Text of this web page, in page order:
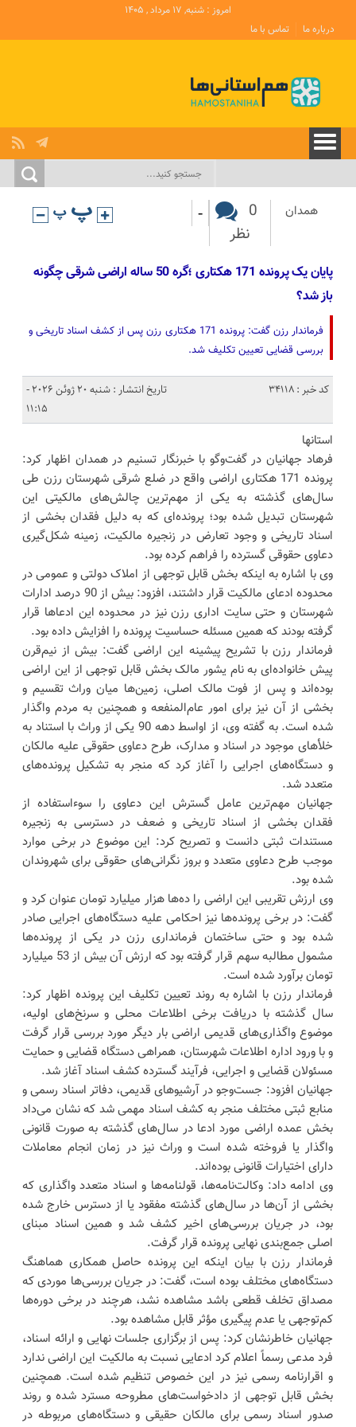
امروز : شنبه, ۱۷ مرداد , ۱۴۰۵
درباره ما
تماس با ما
همدان
0
نظر
-
پایان یک پرونده 171 هکتاری ؛گره 50 ساله اراضی شرقی چگونه
باز شد؟
فرماندار رزن گفت: پرونده 171 هکتاری رزن پس از کشف اسناد تاریخی و
بررسی قضایی تعیین تکلیف شد.
کد خبر : 34118
تاریخ انتشار : شنبه 20 ژوئن 2026 -
11:15
استانها
فرهاد جهانیان در گفت‌وگو با خبرنگار تسنیم در همدان اظهار کرد:
پرونده 171 هکتاری اراضی واقع در ضلع شرقی شهرستان رزن طی
سال‌های گذشته به یکی از مهم‌ترین چالش‌های مالکیتی این
شهرستان تبدیل شده بود؛ پرونده‌ای که به دلیل فقدان بخشی از
اسناد تاریخی و وجود تعارض در زنجیره مالکیت، زمینه شکل‌گیری
دعاوی حقوقی گسترده را فراهم کرده بود.
وی با اشاره به اینکه بخش قابل توجهی از املاک دولتی و عمومی در
محدوده ادعای مالکیت قرار داشتند، افزود: بیش از 90 درصد ادارات
شهرستان و حتی سایت اداری رزن نیز در محدوده این ادعاها قرار
گرفته بودند که همین مسئله حساسیت پرونده را افزایش داده بود.
فرماندار رزن با تشریح پیشینه این اراضی گفت: بیش از نیم‌قرن
پیش خانواده‌ای به نام یشور مالک بخش قابل توجهی از این اراضی
بوده‌اند و پس از فوت مالک اصلی، زمین‌ها میان وراث تقسیم و
بخشی از آن نیز برای امور عام‌المنفعه و همچنین به مردم واگذار
شده است. به گفته وی، از اواسط دهه 90 یکی از وراث با استناد به
خلأهای موجود در اسناد و مدارک، طرح دعاوی حقوقی علیه مالکان
و دستگاه‌های اجرایی را آغاز کرد که منجر به تشکیل پرونده‌های
متعدد شد.
جهانیان مهم‌ترین عامل گسترش این دعاوی را سوءاستفاده از
فقدان بخشی از اسناد تاریخی و ضعف در دسترسی به زنجیره
مستندات ثبتی دانست و تصریح کرد: این موضوع در برخی موارد
موجب طرح دعاوی متعدد و بروز نگرانی‌های حقوقی برای شهروندان
شده بود.
وی ارزش تقریبی این اراضی را ده‌ها هزار میلیارد تومان عنوان کرد و
گفت: در برخی پرونده‌ها نیز احکامی علیه دستگاه‌های اجرایی صادر
شده بود و حتی ساختمان فرمانداری رزن در یکی از پرونده‌ها
مشمول مطالبه سهم قرار گرفته بود که ارزش آن بیش از 53 میلیارد
تومان برآورد شده است.
فرماندار رزن با اشاره به روند تعیین تکلیف این پرونده اظهار کرد:
سال گذشته با دریافت برخی اطلاعات محلی و سرنخ‌های اولیه،
موضوع واگذاری‌های قدیمی اراضی بار دیگر مورد بررسی قرار گرفت
و با ورود اداره اطلاعات شهرستان، همراهی دستگاه قضایی و حمایت
مسئولان قضایی و اجرایی، فرآیند گسترده کشف اسناد آغاز شد.
جهانیان افزود: جست‌وجو در آرشیوهای قدیمی، دفاتر اسناد رسمی و
منابع ثبتی مختلف منجر به کشف اسناد مهمی شد که نشان می‌داد
بخش عمده اراضی مورد ادعا در سال‌های گذشته به صورت قانونی
واگذار یا فروخته شده است و وراث نیز در زمان انجام معاملات
دارای اختیارات قانونی بوده‌اند.
وی ادامه داد: وکالت‌نامه‌ها، قولنامه‌ها و اسناد متعدد واگذاری که
بخشی از آن‌ها در سال‌های گذشته مفقود یا از دسترس خارج شده
بود، در جریان بررسی‌های اخیر کشف شد و همین اسناد مبنای
اصلی جمع‌بندی نهایی پرونده قرار گرفت.
فرماندار رزن با بیان اینکه این پرونده حاصل همکاری هماهنگ
دستگاه‌های مختلف بوده است، گفت: در جریان بررسی‌ها موردی که
مصداق تخلف قطعی باشد مشاهده نشد، هرچند در برخی دوره‌ها
کم‌توجهی یا عدم پیگیری مؤثر قابل مشاهده بود.
جهانیان خاطرنشان کرد: پس از برگزاری جلسات نهایی و ارائه اسناد،
فرد مدعی رسماً اعلام کرد ادعایی نسبت به مالکیت این اراضی ندارد
و اقرارنامه رسمی نیز در این خصوص تنظیم شده است. همچنین
بخش قابل توجهی از دادخواست‌های مطروحه مسترد شده و روند
صدور اسناد رسمی برای مالکان حقیقی و دستگاه‌های مربوطه در